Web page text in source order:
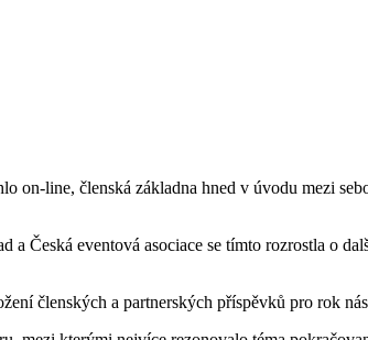
on-line, členská základna hned v úvodu mezi
a Česká eventová asociace se tímto rozrostla o
členských a partnerských příspěvků pro rok